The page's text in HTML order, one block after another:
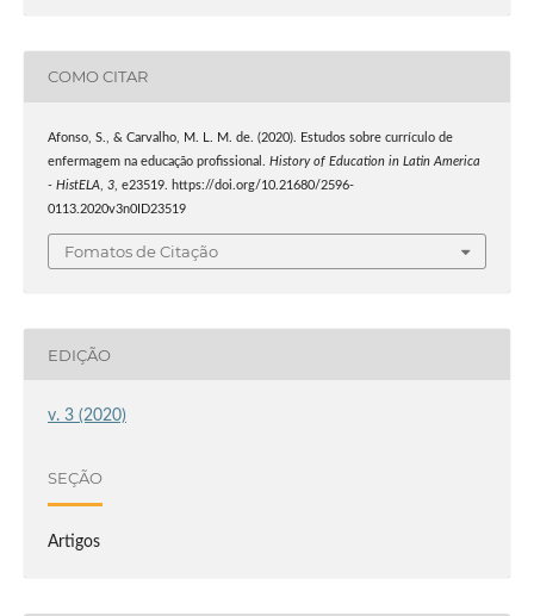
COMO CITAR
Afonso, S., & Carvalho, M. L. M. de. (2020). Estudos sobre currículo de
enfermagem na educação profissional. History of Education in Latin America
- HistELA, 3, e23519. https://doi.org/10.21680/2596-
0113.2020v3n0ID23519
Fomatos de Citação
EDIÇÃO
v. 3 (2020)
SEÇÃO
Artigos